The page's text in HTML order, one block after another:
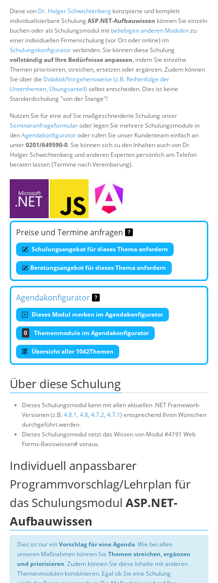
Suche
Diese von Dr. Holger Schwichtenberg konzipierte und komplett
individualisierbare SchulungASP.NET-Aufbauwissen können Sie einzeln
buchen oder als Schulungsmodul mit beliebigen anderen Modulenzu
einer individuellen Firmenschulung (vor Ort oder online) im
Schulungskonfiguratorverbinden. Sie können diese Schulung
vollständig auf Ihre Bedürfnisse anpassen, indem Sie einzelne
Themen priorisieren, streichen, ersetzen oder ergänzen. Zudem können
Sie über die Didaktik/Vorgehensweise (z.B. Reihenfolge der
Unterthemen, Übungsanteil) selbst entscheiden. Dies ist keine
Standardschulung "von der Stange"!
Nutzen Sie für eine auf Sie maßgeschneiderte Schulung unser
Seminaranfrageformularoder legen Sie mehrere Schulungsmodule in
denAgendakonfiguratoroder rufen Sie unser Kundenteam einfach an
unter0201/649590-0. Sie können sich zu den Inhalten auch von Dr.
Holger Schwichtenberg und anderen Experten persönlich am Telefon
beraten lassen (Termine nach Vereinbarung).
Preise und Termine anfragen
Schulungsangebot für dieses Thema anfordern
Beratungsangebot für dieses Thema anfordern
Agendakonfigurator
Dieses Modul merken im Agendakonfigurator
0 Themenmodule im Agendakonfigurator
Übersicht aller 1042Themen
Über diese Schulung
Dieses Schulungsmodul kann mit allen aktuellen .NET Framework-
Versionen (z.B.4.8.1, 4.8, 4.7.2, 4.7.1) entsprechend Ihren Wünschen
durchgeführt werden.
Dieses Schulungsmodul setzt das Wissen von Modul #4191 Web
Forms-Basiswissen# voraus.
Individuell anpassbarer
Programmvorschlag/Lehrplan für
das Schulungsmodul ASP.NET-
Aufbauwissen
Dies ist nur einVorschlag für eine Agenda. Wie bei allen
unseren Maßnahmen können Sie Themen streichen, ergänzen
und priorisieren. Zudem können Sie diese Inhalte mit anderen
Themenmodulen kombinieren. Egal ob Sie eine Schulung